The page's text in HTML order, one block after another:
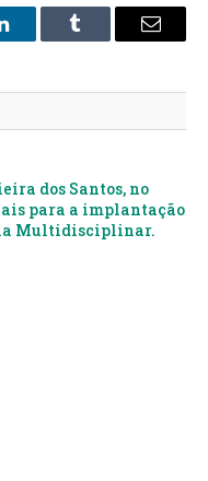
Tumblr
E-
dos Santos, no
para a implantação
Multidisciplinar.